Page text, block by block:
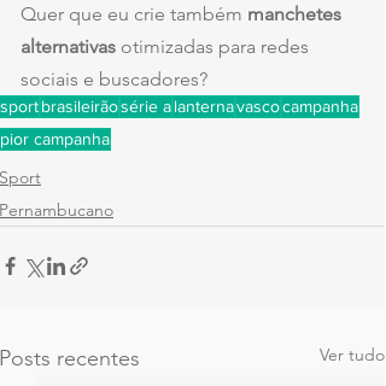
Quer que eu crie também manchetes
alternativas otimizadas para redes
sociais e buscadores?
sportbrasileirãosérie alanternavascocampanha
pior campanha
Sport
Pernambucano
Posts recentes Ver tudo